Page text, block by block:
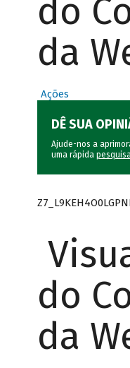
do
da
Ações
DÊ SUA
Ajude-nos a
uma rápida
do
da